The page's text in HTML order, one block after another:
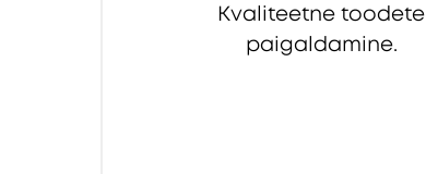
Kvaliteetne toodete
paigaldamine.